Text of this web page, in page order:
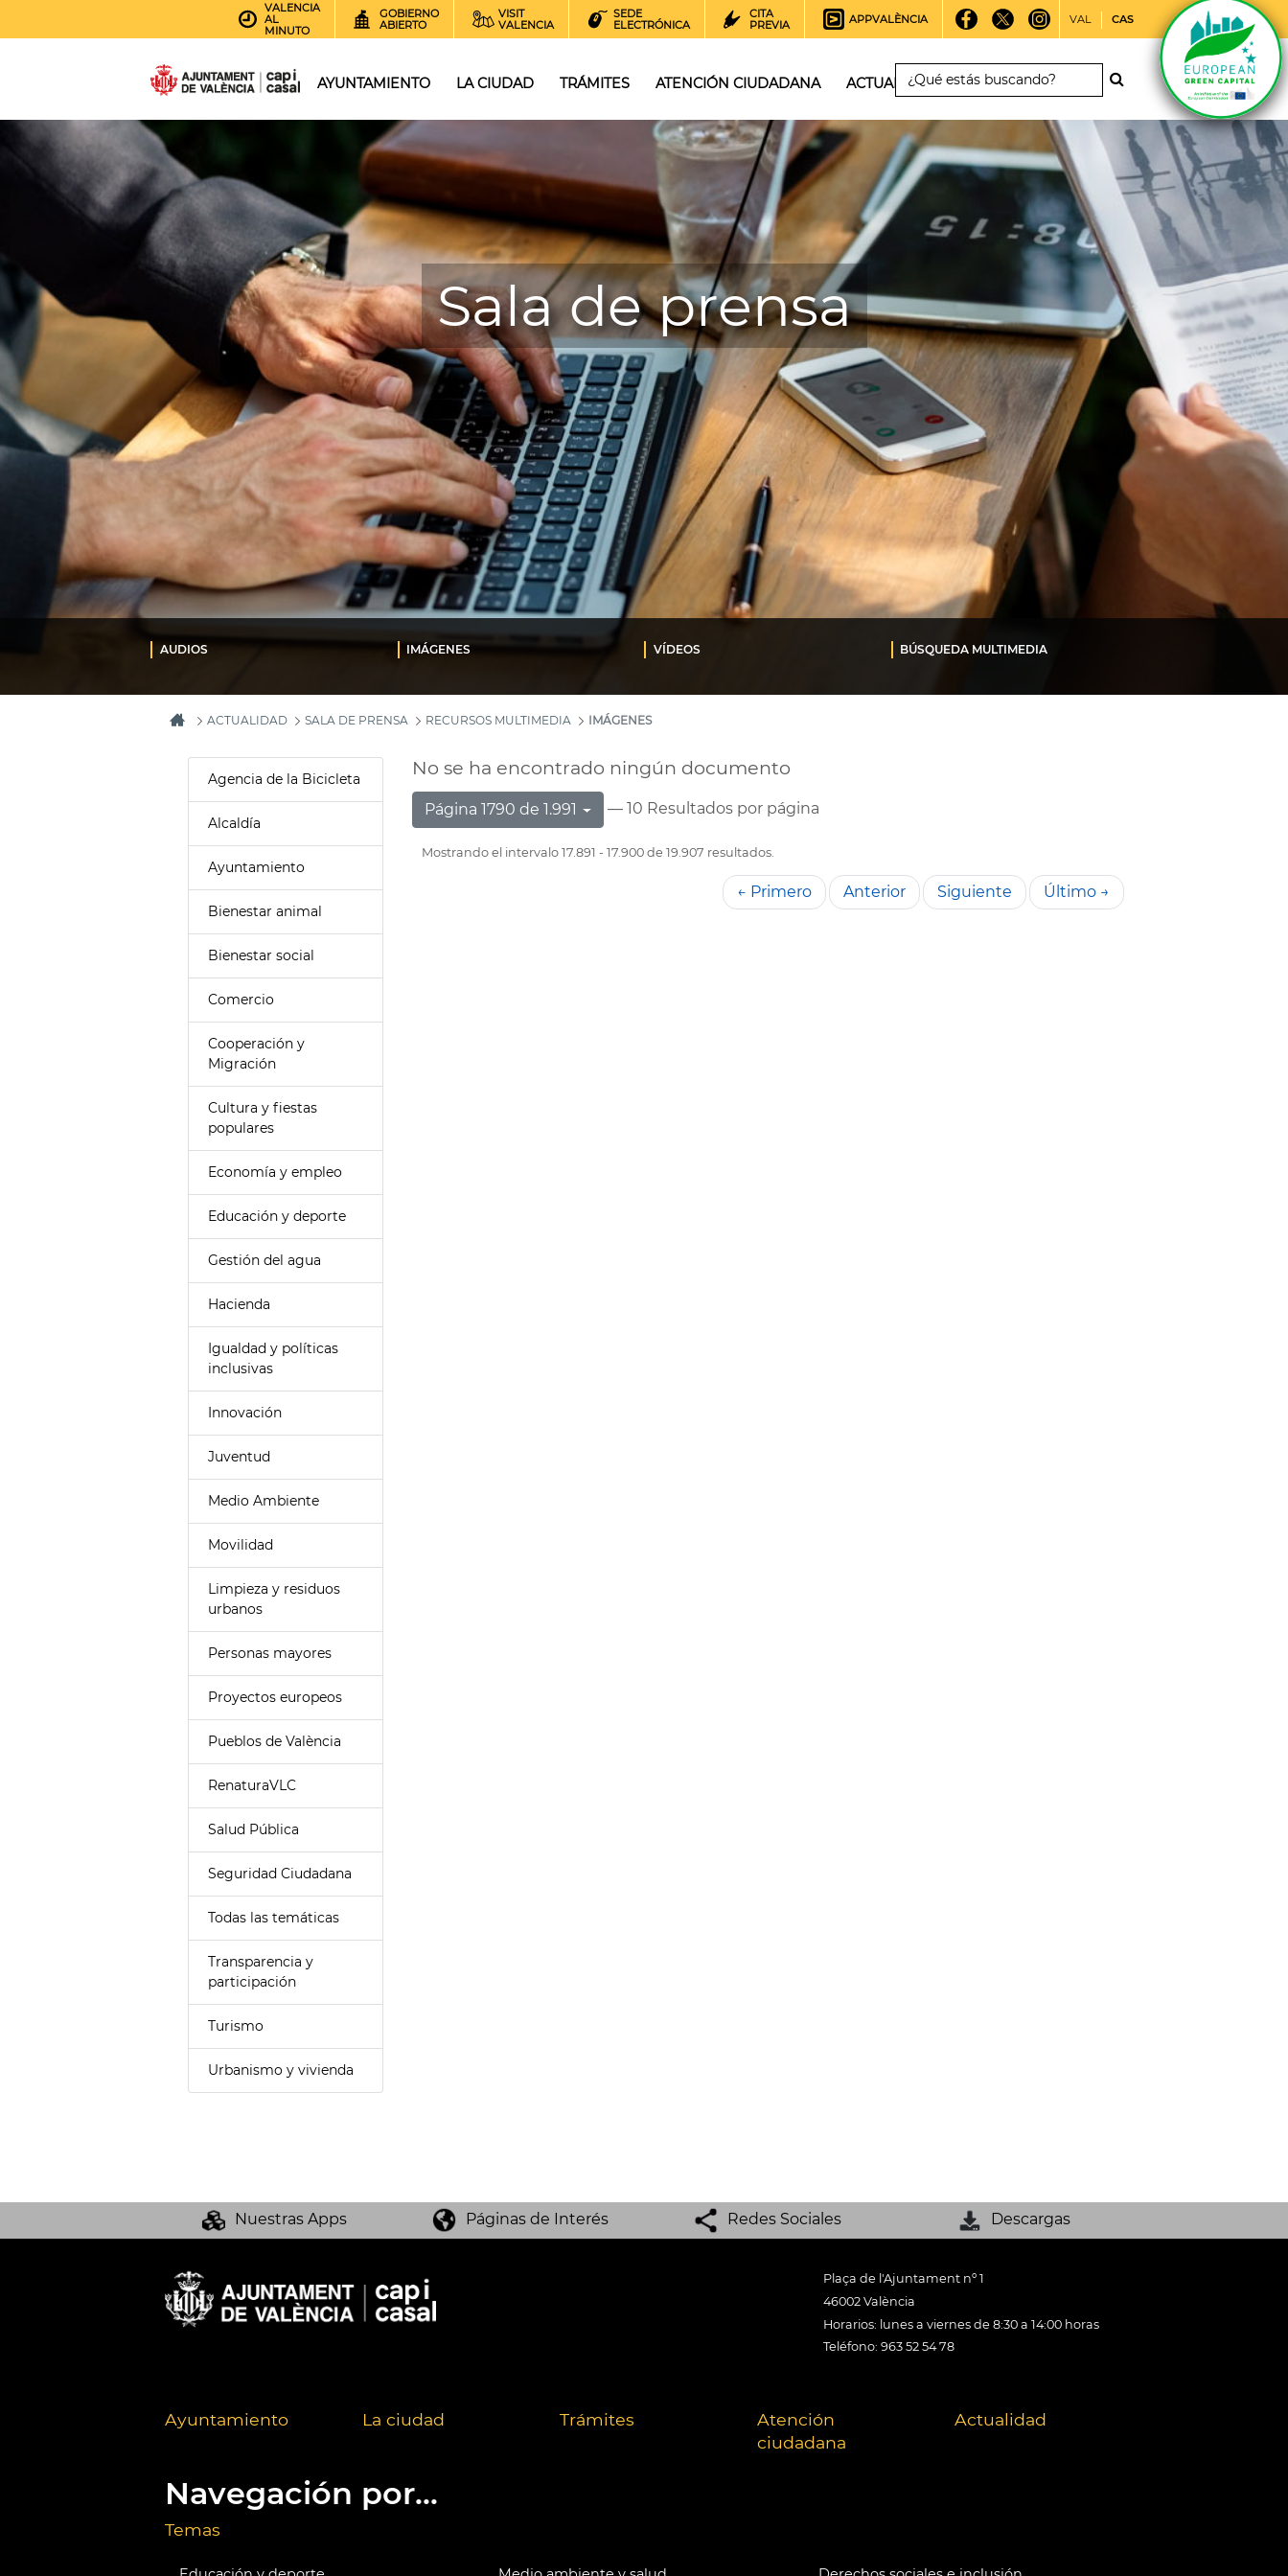
VALENCIA
AL
MINUTO
GOBIERNO
ABIERTO
VISIT
VALENCIA
SEDE
ELECTRÓNICA
CITA
PREVIA
APPVALÈNCIA VAL CAS
AYUNTAMIENTO LA CIUDAD TRÁMITES ATENCIÓN CIUDADANA ACTUALIDAD
Sala de prensa
AUDIOS IMÁGENES VÍDEOS BÚSQUEDA MULTIMEDIA
ACTUALIDAD SALA DE PRENSA RECURSOS MULTIMEDIA IMÁGENES
Agencia de la Bicicleta
Alcaldía
Ayuntamiento
Bienestar animal
Bienestar social
Comercio
Cooperación y
Migración
Cultura y fiestas
populares
Economía y empleo
Educación y deporte
Gestión del agua
Hacienda
Igualdad y políticas
inclusivas
Innovación
Juventud
Medio Ambiente
Movilidad
Limpieza y residuos
urbanos
Personas mayores
Proyectos europeos
Pueblos de València
RenaturaVLC
Salud Pública
Seguridad Ciudadana
Todas las temáticas
Transparencia y
participación
Turismo
Urbanismo y vivienda
No se ha encontrado ningún documento
Página 1790 de 1.991 — 10 Resultados por página
Mostrando el intervalo 17.891 - 17.900 de 19.907 resultados.
← Primero Anterior Siguiente Último →
Nuestras Apps Páginas de Interés Redes Sociales Descargas
Plaça de l'Ajuntament nº 1
46002 València
Horarios: lunes a viernes de 8:30 a 14:00 horas
Teléfono: 963 52 54 78
Ayuntamiento La ciudad Trámites
Atención
ciudadana
Actualidad
Navegación por...
Temas